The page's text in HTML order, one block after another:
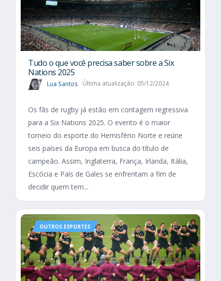
Tudo o que você precisa saber sobre a Six
Nations 2025​
Lua Santos Última atualização: 05/12/2024
Os fãs de rugby já estão em contagem regressiva
para a Six Nations 2025. O evento é o maior
torneio do esporte do Hemisfério Norte e reúne
seis países da Europa em busca do título de
campeão. Assim, Inglaterra, França, Irlanda, Itália,
Escócia e País de Gales se enfrentam a fim de
decidir quem tem...
OUTROS ESPORTES